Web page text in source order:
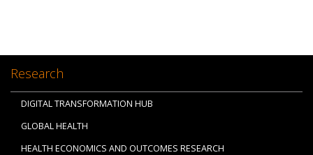
Research
DIGITAL TRANSFORMATION HUB
GLOBAL HEALTH
HEALTH ECONOMICS AND OUTCOMES RESEARCH